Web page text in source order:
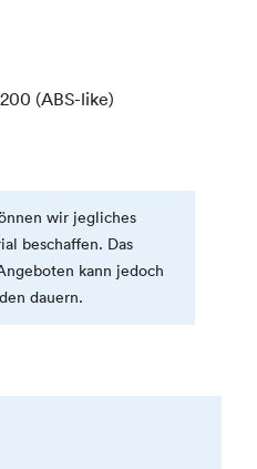
(ABS-like)
wir jegliches
beschaffen. Das
kann jedoch
dauern.